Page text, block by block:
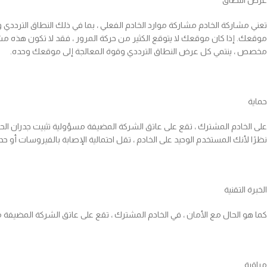
تعني مشاركة الخادم مشاركة موارد الخادم الفعلي ، بما في ذلك النطاق
موقعك. إذا كان موقعك لا يتوقع الكثير من حركة المرور ، فقد لا تكون هذه
مخصص ، ينتمي كل عرض النطاق الترددي وقوة المعالجة إلى موقعك وحده.
حماية
على الخادم المشترك ، تقع على عاتق الشركة المضيفة مسؤولية تثبيت جدران
نظرًا لأنك المستخدم الوحيد على الخادم ، تقل احتمالية الإصابة بالفيروسات
الخبرة التقنية
كما هو الحال مع الأمان ، في الخادم المشترك ، تقع على عاتق الشركة المضيفة
مراقبة